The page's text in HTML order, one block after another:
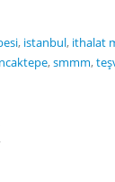
, istanbul, ithalat
,smmm,